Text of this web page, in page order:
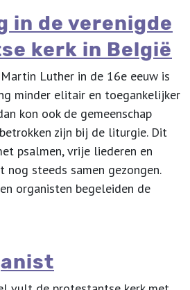
in de verenigde
kerk in België
Luther in de 16e eeuw is
minder elitair en toegankelijker
kon ook de gemeenschap
zijn bij de liturgie. Dit
psalmen, vrije liederen en
nog steeds samen gezongen.
organisten begeleiden de